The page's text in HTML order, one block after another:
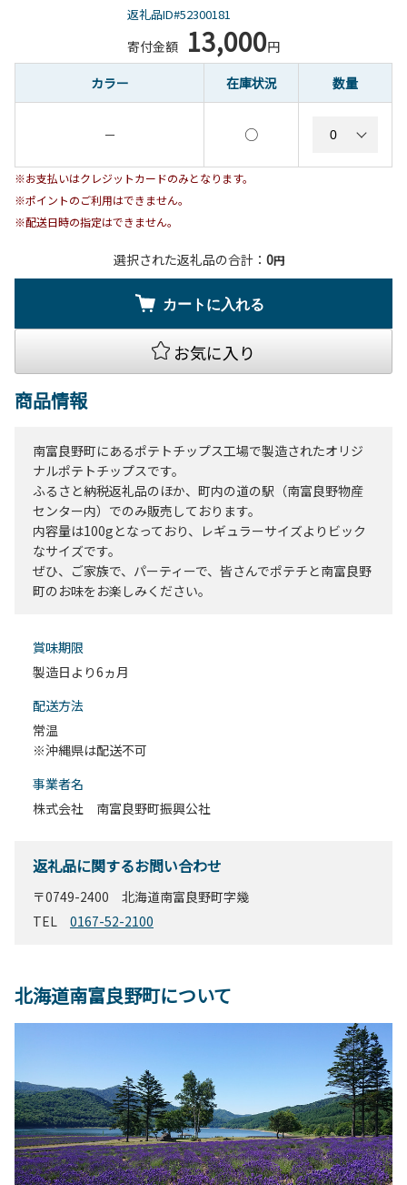
返礼品ID#52300181
寄付金額 13,000円
カラー
在庫状況 数量
－ ○
※お支払いはクレジットカードのみとなります。
※ポイントのご利用はできません。
※配送日時の指定はできません。
選択された返礼品の合計： 0円
カートに入れる
お気に入り
商品情報
南富良野町にあるポテトチップス工場で製造されたオリジ
ナルポテトチップスです。
ふるさと納税返礼品のほか、町内の道の駅（南富良野物産
センター内）でのみ販売しております。
内容量は100gとなっており、レギュラーサイズよりビック
なサイズです。
ぜひ、ご家族で、パーティーで、皆さんでポテチと南富良野
町のお味をお楽しみください。
賞味期限
製造日より6ヵ月
配送⽅法
常温
※沖縄県は配送不可
事業者名
株式会社 南富良野町振興公社
返礼品に関するお問い合わせ
〒0749-2400 北海道南富良野町字幾
TEL 0167-52-2100
北海道南富良野町について